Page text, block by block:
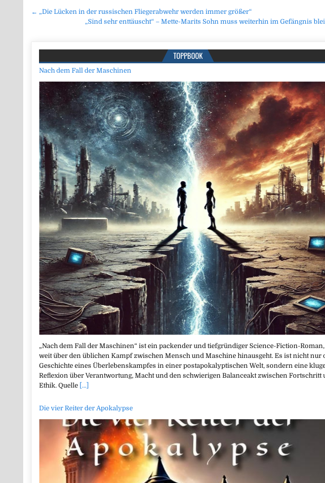
Beitragsnavigation
← „Die Lücken in der russischen Fliegerabwehr werden immer größer“
„Sind sehr enttäuscht“ – Mette-Marits Sohn muss weiterhin im Gefängnis
TOPPBOOK
Nach dem Fall der Maschinen
„Nach dem Fall der Maschinen“ ist ein packender und tiefgründiger Science-Fiction-
weit über den üblichen Kampf zwischen Mensch und Maschine hinausgeht. Es ist nicht nur
Geschichte eines Überlebenskampfes in einer postapokalyptischen Welt, sondern eine
Reflexion über Verantwortung, Macht und den schwierigen Balanceakt zwischen Fortschritt
Ethik. Quelle [...]
Die vier Reiter der Apokalypse